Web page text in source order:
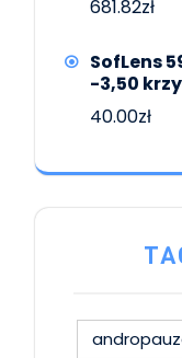
681.82zł
SofLens
-3,50
40.00zł